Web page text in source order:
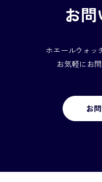
お
ホエールウォッ
お気軽にお
お